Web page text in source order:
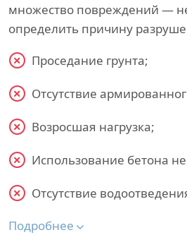
множество повреждений —
определить причину
Проседание грунта;
Отсутствие
Возросшая нагрузка;
Использование бетона
Отсутствие
Подробнее